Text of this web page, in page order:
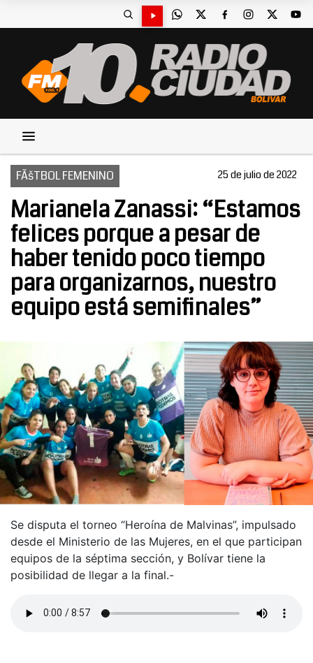
FÃšTBOL FEMENINO 25 de julio de 2022
Marianela Zanassi: “Estamos
felices porque a pesar de
haber tenido poco tiempo
para organizarnos, nuestro
equipo está semifinales”
Se disputa el torneo “Heroína de Malvinas”, impulsado
desde el Ministerio de las Mujeres, en el que participan
equipos de la séptima sección, y Bolívar tiene la
posibilidad de llegar a la final.-